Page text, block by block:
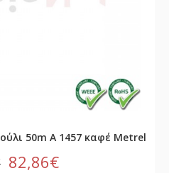
50m A 1457 καφέ Metrel
82,86€